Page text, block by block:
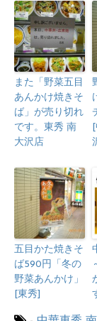
また「野菜五目
あんかけ焼きそ
ば」が売り切れ
です。東秀 南
大沢店
五目かた焼きそ
ば590円「冬の
野菜あんかけ」
[東秀]